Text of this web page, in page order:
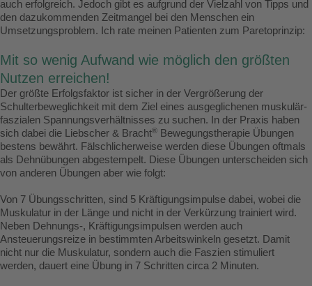
auch erfolgreich. Jedoch gibt es aufgrund der Vielzahl von Tipps und
den dazukommenden Zeitmangel bei den Menschen ein
Umsetzungsproblem. Ich rate meinen Patienten zum Paretoprinzip:
Mit so wenig Aufwand wie möglich den größten
Nutzen erreichen!
Der größte Erfolgsfaktor ist sicher in der Vergrößerung der
Schulterbeweglichkeit mit dem Ziel eines ausgeglichenen muskulär-
faszialen Spannungsverhältnisses zu suchen. In der Praxis haben
sich dabei die Liebscher & Bracht® Bewegungstherapie Übungen
bestens bewährt. Fälschlicherweise werden diese Übungen oftmals
als Dehnübungen abgestempelt. Diese Übungen unterscheiden sich
von anderen Übungen aber wie folgt:
Von 7 Übungsschritten, sind 5 Kräftigungsimpulse dabei, wobei die
Muskulatur in der Länge und nicht in der Verkürzung trainiert wird.
Neben Dehnungs-, Kräftigungsimpulsen werden auch
Ansteuerungsreize in bestimmten Arbeitswinkeln gesetzt. Damit
nicht nur die Muskulatur, sondern auch die Faszien stimuliert
werden, dauert eine Übung in 7 Schritten circa 2 Minuten.